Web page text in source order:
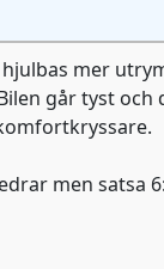
mer
går tyst
men satsa